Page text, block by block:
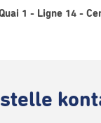
1 - Ligne 14 -